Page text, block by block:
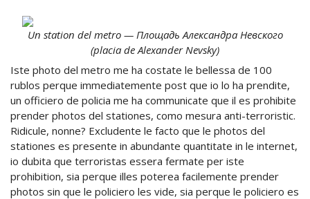
Un station del metro — Площадь Александра Невского
(placia de Alexander Nevsky)
Iste photo del metro me ha costate le bellessa de 100
rublos perque immediatemente post que io lo ha prendite,
un officiero de policia me ha communicate que il es prohibite
prender photos del stationes, como mesura anti-terroristic.
Ridicule, nonne? Excludente le facto que le photos del
stationes es presente in abundante quantitate in le internet,
io dubita que terroristas essera fermate per iste
prohibition, sia perque illes poterea facilemente prender
photos sin que le policiero les vide, sia perque le policiero es